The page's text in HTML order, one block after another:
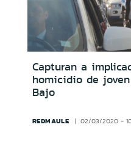
Capturan a
homicidio de
Bajo
REDMAULE 02/03/2020 -